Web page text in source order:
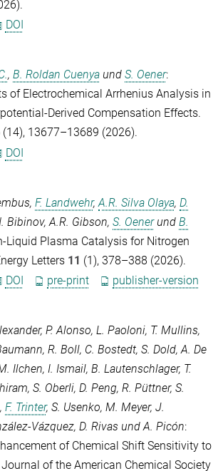
DOI
, B. Roldan Cuenya und S. Oener:
of Electrochemical Arrhenius Analysis in
Derived Compensation Effects.
(14), 13677–13689 (2026).
DOI
, F. Landwehr, A.R. Silva Olaya, D.
Bibinov, A.R. Gibson, S. Oenerund B.
Liquid Plasma Catalysis for Nitrogen
Letters 11 (1), 378–388 (2026).
DOI pre-print publisher-version
, P. Alonso, L. Paoloni, T. Mullins,
, R. Boll, C. Bostedt, S. Dold,A. De
Ilchen, I. Ismail, B. Lautenschlager, T.
, S. Oberli, D. Peng, R. Püttner, S.
, F. Trinter, S. Usenko, M. Meyer, J.
Vázquez, D. Rivas undA. Picón:
of Chemical Shift Sensitivity to
Journal of the American Chemical Society